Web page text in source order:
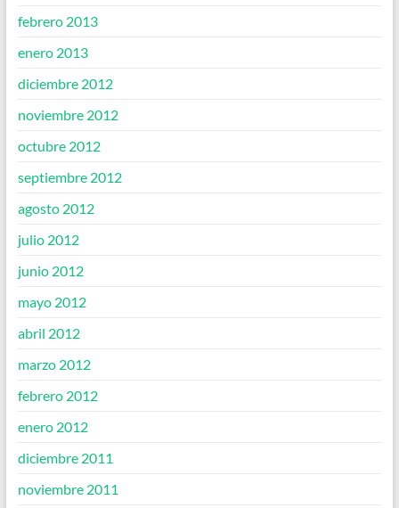
febrero 2013
enero 2013
diciembre 2012
noviembre 2012
octubre 2012
septiembre 2012
agosto 2012
julio 2012
junio 2012
mayo 2012
abril 2012
marzo 2012
febrero 2012
enero 2012
diciembre 2011
noviembre 2011